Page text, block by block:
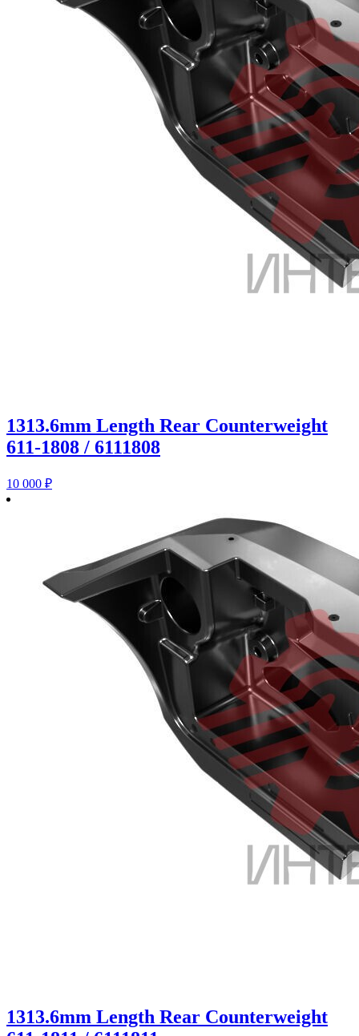
1313.6mm Length Rear Counterweight
611-1808 / 6111808
10 000 ₽
1313.6mm Length Rear Counterweight